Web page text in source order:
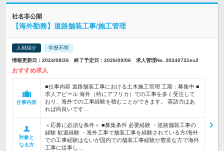
社名非公開
【海外勤務】道路舗装工事/施工管理
人材紹介 学歴不問
情報更新日：2024/08/26 終了予定日：2026/09/06 求人管理No. 20240731ex2
おすすめ求人
仕事内容
■仕事内容 道路舗装工事における土木施工管理 工期：募集中 ■
求人アピール 海外（特にアフリカ）での工事を多く受注して
おり、海外での工事経験を積むことができます。 英語力はあ
れば尚良いです…
対象と
なる方
＜応募に必須な条件＞ ■募集条件 必要経験 ・道路舗装工事の
経験 歓迎経験 ・海外工事で舗装工事を経験されている方/海外
での工事経験はないが国内での舗装工事経験が豊富な方で海外
工事に従事し…